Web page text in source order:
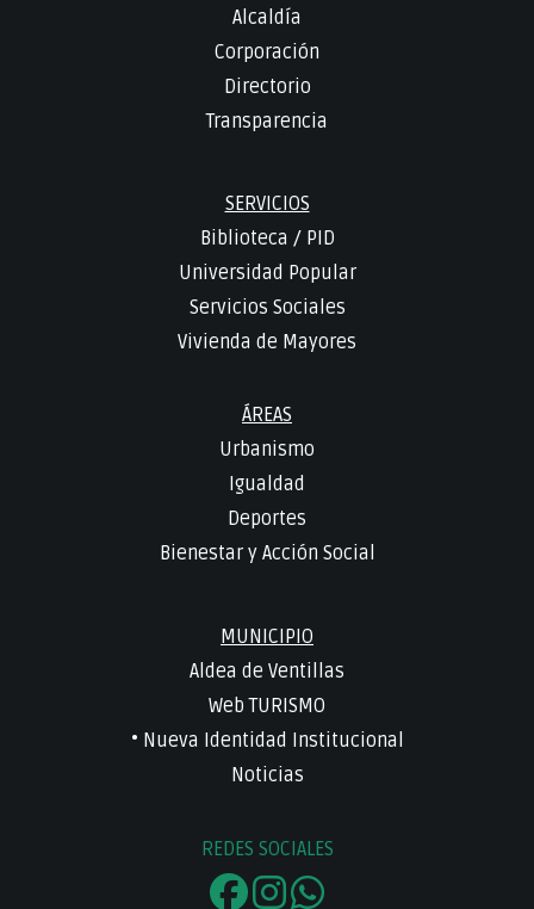
Alcaldía
Corporación
Directorio
Transparencia
SERVICIOS
Biblioteca / PID
Universidad Popular
Servicios Sociales
Vivienda de Mayores
ÁREAS
Urbanismo
Igualdad
Deportes
Bienestar y Acción Social
MUNICIPIO
Aldea de Ventillas
Web TURISMO
• Nueva Identidad Institucional
Noticias
REDES SOCIALES